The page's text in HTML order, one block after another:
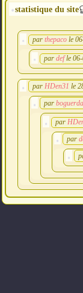
statistique du site
par thepaco le
par def le
par HDen31 le
par
par
par